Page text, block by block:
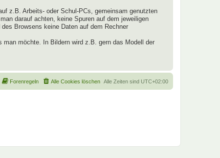
z.B. Arbeits- oder Schul-PCs, gemeinsam genutzten
darauf achten, keine Spuren auf dem jeweiligen
Browsens keine Daten auf dem Rechner
möchte. In Bildern wird z.B. gern das Modell der
Alle Zeiten sind UTC+02:00
Alle Cookies löschen
Forenregeln